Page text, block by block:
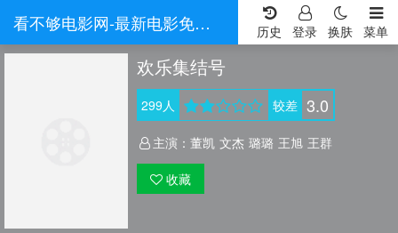
看不够电影网-最新电影免费在线观看-热门电视剧全集在线看 菜单
换肤
登录
历史
欢乐集结号
299人 较差 3.0
主演：董凯 文杰 璐璐 王旭 王群
收藏